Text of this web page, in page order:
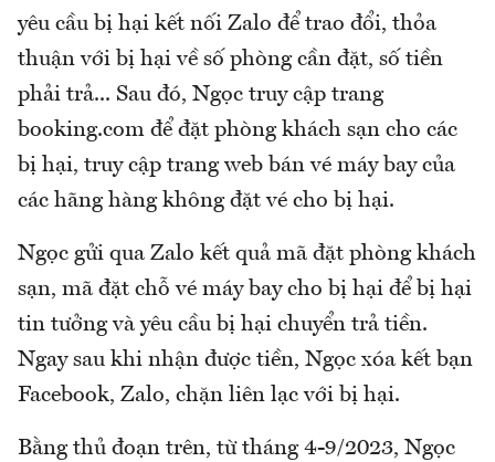
yêu cầu bị hại kết nối Zalo để trao đổi, thỏa
thuận với bị hại về số phòng cần đặt, số tiền
phải trả... Sau đó, Ngọc truy cập trang
booking.com để đặt phòng khách sạn cho các
bị hại, truy cập trang web bán vé máy bay của
các hãng hàng không đặt vé cho bị hại.
Ngọc gửi qua Zalo kết quả mã đặt phòng khách
sạn, mã đặt chỗ vé máy bay cho bị hại để bị hại
tin tưởng và yêu cầu bị hại chuyển trả tiền.
Ngay sau khi nhận được tiền, Ngọc xóa kết bạn
Facebook, Zalo, chặn liên lạc với bị hại.
Bằng thủ đoạn trên, từ tháng 4-9/2023, Ngọc